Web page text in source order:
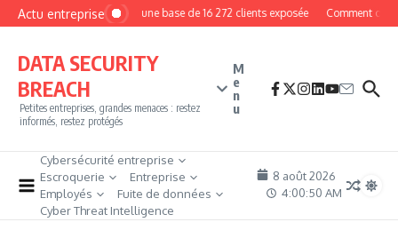
Aller au contenu
Actu entrepriseMyPhoto : une base de 16 272 clients exposée Comment
DATA SECURITY
BREACH
Petites entreprises, grandes menaces : restez
informés, restez protégés
M
e
n
u
Cybersécurité entreprise
Escroquerie
Entreprise
Employés
Fuite de données
Cyber Threat Intelligence
8 août 2026
4:00:52 AM